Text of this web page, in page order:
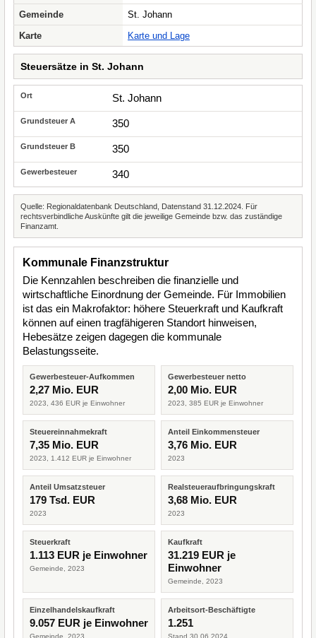
Gemeinde
St. Johann
Karte
Karte und Lage
Steuersätze in St. Johann
St. Johann
350
350
340
Quelle: Regionaldatenbank Deutschland, Datenstand 31.12.2024. Für
rechtsverbindliche Auskünfte gilt die jeweilige Gemeinde bzw. das zuständige
Finanzamt.
Kommunale Finanzstruktur
Die Kennzahlen beschreiben die finanzielle und
wirtschaftliche Einordnung der Gemeinde. Für Immobilien
ist das ein Makrofaktor: höhere Steuerkraft und Kaufkraft
können auf einen tragfähigeren Standort hinweisen,
Hebesätze zeigen dagegen die kommunale
Belastungsseite.
Gewerbesteuer-Aufkommen
2,27 Mio. EUR
2023, 436 EUR je Einwohner
Gewerbesteuer netto
2,00 Mio. EUR
2023, 385 EUR je Einwohner
Steuereinnahmekraft
7,35 Mio. EUR
2023, 1.412 EUR je Einwohner
Anteil Einkommensteuer
3,76 Mio. EUR
2023
Anteil Umsatzsteuer
179 Tsd. EUR
2023
Realsteueraufbringungskraft
3,68 Mio. EUR
2023
Steuerkraft
1.113 EUR je Einwohner
Gemeinde, 2023
Kaufkraft
31.219 EUR je
Einwohner
Gemeinde, 2023
Einzelhandelskaufkraft
9.057 EUR je Einwohner
Gemeinde, 2023
Arbeitsort-Beschäftigte
1.251
Stand 30.06.2024